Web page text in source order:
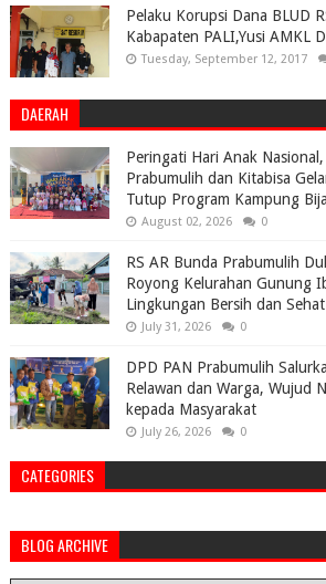
Pelaku Korupsi Dana BLUD
Kabapaten PALI,Yusi AMKL
Tuesday, September 12, 2017
DAERAH
Peringati Hari Anak
Prabumulih dan Kitabisa
Tutup Program Kampung
August 02, 2026 0
RS AR Bunda Prabumulih
Royong Kelurahan Gunung
Lingkungan Bersih dan Sehat
July 31, 2026 0
DPD PAN Prabumulih
Relawan dan Warga, Wujud
kepada Masyarakat
July 26, 2026 0
CATEGORIES
BLOG ARCHIVE